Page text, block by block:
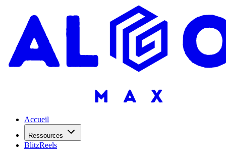
Accueil
Ressources
BlitzReels